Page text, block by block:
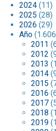
2024 (11)
2025 (28)
2026 (29)
Año
2011
2012
2013
2014
2015
2016
2017
2018
2019